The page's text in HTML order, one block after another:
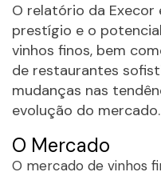
O relatório da
prestígio e o
vinhos finos, bem
de restaurantes
mudanças nas
evolução do mercado.
O Mercado
O mercado de vinhos